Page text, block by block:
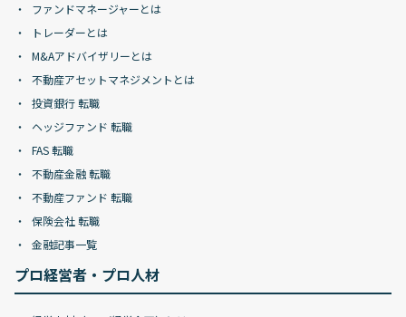
ファンドマネージャーとは
トレーダーとは
M&Aアドバイザリーとは
不動産アセットマネジメントとは
投資銀行 転職
ヘッジファンド 転職
FAS 転職
不動産金融 転職
不動産ファンド 転職
保険会社 転職
金融記事一覧
プロ経営者・プロ人材